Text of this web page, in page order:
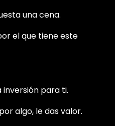
una cena.
el que tiene este
inversión para ti.
algo, le das valor.